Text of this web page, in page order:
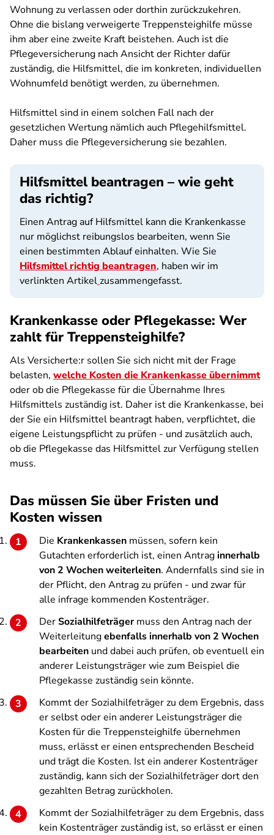
Wohnung zu verlassen oder dorthin zurückzukehren.
Ohne die bislang verweigerte Treppensteighilfe müsse
ihm aber eine zweite Kraft beistehen. Auch ist die
Pflegeversicherung nach Ansicht der Richter dafür
zuständig, die Hilfsmittel, die im konkreten, individuellen
Wohnumfeld benötigt werden, zu übernehmen.
Hilfsmittel sind in einem solchen Fall nach der
gesetzlichen Wertung nämlich auch Pflegehilfsmittel.
Daher muss die Pflegeversicherung sie bezahlen.
Hilfsmittel beantragen – wie geht
das richtig?
Einen Antrag auf Hilfsmittel kann die Krankenkasse
nur möglichst reibungslos bearbeiten, wenn Sie
einen bestimmten Ablauf einhalten. Wie Sie
Hilfsmittel richtig beantragen, haben wir im
verlinkten Artikelzusammengefasst.
Krankenkasse oder Pflegekasse: Wer
zahlt für Treppensteighilfe?
Als Versicherte:r sollen Sie sich nicht mit der Frage
belasten, welche Kosten die Krankenkasse übernimmt
oder ob die Pflegekasse für die Übernahme Ihres
Hilfsmittels zuständig ist. Daher ist die Krankenkasse, bei
der Sie ein Hilfsmittel beantragt haben, verpflichtet, die
eigene Leistungspflicht zu prüfen - und zusätzlich auch,
ob die Pflegekasse das Hilfsmittel zur Verfügung stellen
muss.
Das müssen Sie über Fristen und
Kosten wissen
Die Krankenkassen müssen, sofern kein
Gutachten erforderlich ist, einen Antraginnerhalb
von 2 Wochen weiterleiten. Andernfalls sind sie in
der Pflicht, den Antrag zu prüfen - und zwar für
alle infrage kommenden Kostenträger.
DerSozialhilfeträgermuss den Antrag nach der
Weiterleitungebenfalls innerhalb von 2 Wochen
bearbeiten und dabei auch prüfen, ob eventuell ein
anderer Leistungsträger wie zum Beispiel die
Pflegekasse zuständig sein könnte.
Kommt der Sozialhilfeträger zu dem Ergebnis, dass
er selbst oder ein anderer Leistungsträger die
Kosten für die Treppensteighilfe übernehmen
muss, erlässt er einen entsprechenden Bescheid
und trägt die Kosten. Ist ein anderer Kostenträger
zuständig, kann sich der Sozialhilfeträger dort den
gezahlten Betrag zurückholen.
Kommt der Sozialhilfeträger zu dem Ergebnis, dass
kein Kostenträger zuständig ist, so erlässt er einen